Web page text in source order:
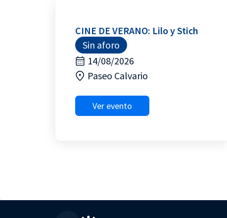
CINE DE VERANO: Lilo y Stich
Sin aforo
14/08/2026
Paseo Calvario
Ver evento